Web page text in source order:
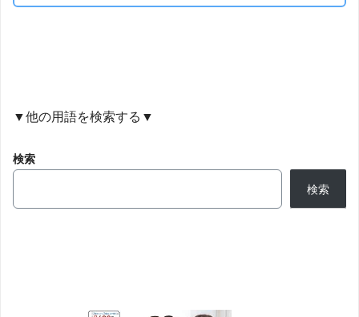
▼他の用語を検索する▼
検索
検索